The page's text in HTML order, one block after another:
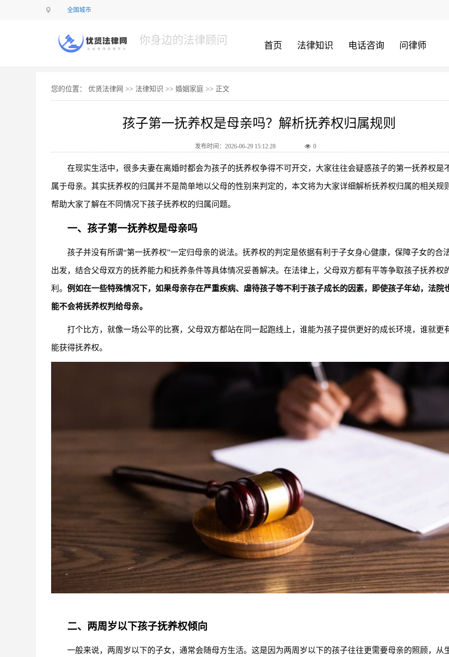
全国城市
你身边的法律顾问 首页 法律知识 电话咨询 问律师
您的位置： 优贤法律网 >> 法律知识 >> 婚姻家庭 >> 正文
孩子第一抚养权是母亲吗？解析抚养权归属规则
发布时间：2026-06-29 15:12:28 0
在现实生活中，很多夫妻在离婚时都会为孩子的抚养权争得不可开交，大家往往会疑惑孩子的第一抚养权是
属于母亲。其实抚养权的归属并不是简单地以父母的性别来判定的，本文将为大家详细解析抚养权归属的相关规
帮助大家了解在不同情况下孩子抚养权的归属问题。
一、孩子第一抚养权是母亲吗
孩子并没有所谓“第一抚养权”一定归母亲的说法。抚养权的判定是依据有利于子女身心健康，保障子女的合
出发，结合父母双方的抚养能力和抚养条件等具体情况妥善解决。在法律上，父母双方都有平等争取孩子抚养权
利。 例如在一些特殊情况下，如果母亲存在严重疾病、虐待孩子等不利于孩子成长的因素，即使孩子年幼，法院
能不会将抚养权判给母亲。
打个比方，就像一场公平的比赛，父母双方都站在同一起跑线上，谁能为孩子提供更好的成长环境，谁就更
能获得抚养权。
二、两周岁以下孩子抚养权倾向
一般来说，两周岁以下的子女，通常会随母方生活。这是因为两周岁以下的孩子往往更需要母亲的照顾，从